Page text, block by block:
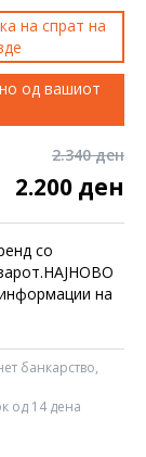
на спрат на
од вашиот
2.340 ден
2.200 ден
со
на
банкарство,
од 14 дена